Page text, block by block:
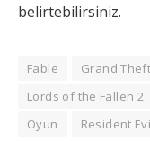
belirtebilirsiniz.
Fable Grand
Lords of the Fallen 2
Oyun
Resident